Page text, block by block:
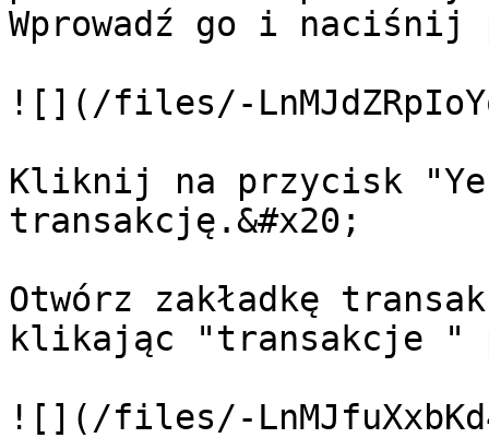
Wprowadź go i naciśnij
![](/files/-
Kliknij na przycisk
transakcję.&#x20;
Otwórz zakładkę
klikając "transakcje "
![](/files/-